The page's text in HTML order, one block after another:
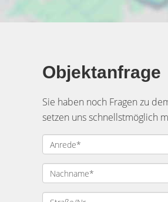
Objektanfrage
Sie haben noch Fragen zu
setzen uns schnellstmöglich